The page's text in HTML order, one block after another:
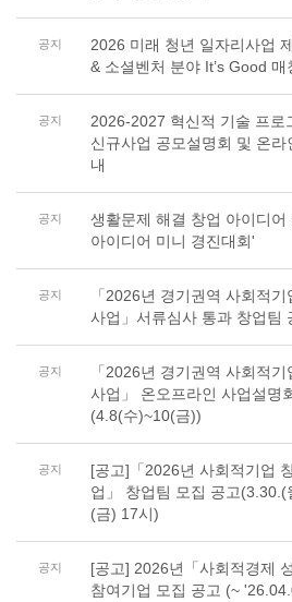
공지
2026 미래 청년 일자리사업
& 소셜벤처 분야 It’s Good 매
공지
2026-2027 혁신적 기술 프로
신규사업 공모설명회 및 온라
내
공지
생활문제 해결 창업 아이디어
아이디어 미니 경진대회'
공지
「2026년 경기권역 사회적기
사업」서류심사 통과 창업팀
공지
「2026년 경기권역 사회적기
사업」 온오프라인 사업설명
(4.8(수)~10(금))
공지
[공고]「2026년 사회적기업
업」 창업팀 모집 공고(3.30.(
(금) 17시)
공지
[공고] 2026년「사회적경제
참여기업 모집 공고 (~